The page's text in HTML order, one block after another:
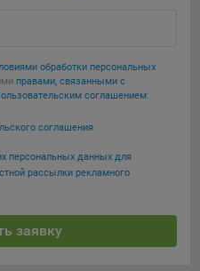
обработки персональных
правами, связанными с
соглашением:
соглашения
персональных данных для
рассылки рекламного
заявку